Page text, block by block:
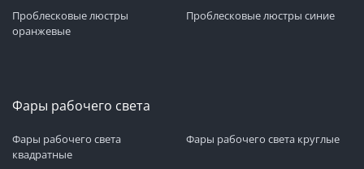
Проблесковые люстры
оранжевые
Проблесковые люстры синие
Фары рабочего света
Фары рабочего света
квадратные
Фары рабочего света круглые